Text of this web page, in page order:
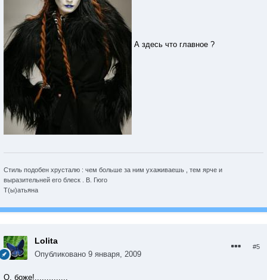
А здесь что главное ?
Стиль подобен хрусталю : чем больше за ним ухаживаешь , тем ярче и
выразительней его блеск . В. Гюго
Т(ы)атьяна
Lolita
Опубликовано 9 января, 2009
#5
О, боже!..............